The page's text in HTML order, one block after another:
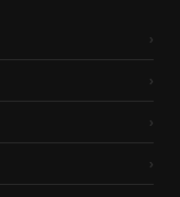
›
›
›
›